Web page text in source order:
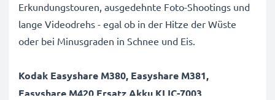
Erkundungstouren, ausgedehnte Foto-Shootings und
lange Videodrehs - egal ob in der Hitze der Wüste
oder bei Minusgraden in Schnee und Eis.
Kodak Easyshare M380, Easyshare M381,
Easyshare M420 Ersatz Akku KLIC-7003